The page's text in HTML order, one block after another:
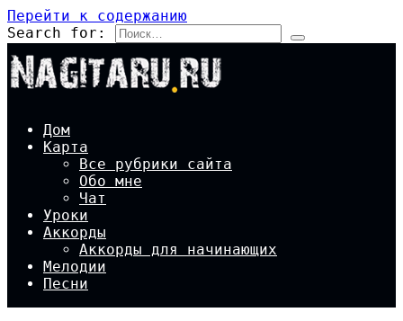
Перейти к содержанию
Search for:
Дом
Карта
Все рубрики сайта
Обо мне
Чат
Уроки
Аккорды
Аккорды для начинающих
Мелодии
Песни